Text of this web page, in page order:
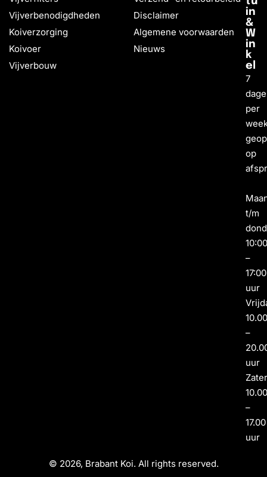
Vijverbenodigdheden
Koiverzorging
Koivoer
Vijverbouw
Disclaimer
Algemene voorwaarden
Nieuws
in
&
W
in
k
el
7
per
op
t/m
–
17:00
uur
–
uur
–
17.00
uur
© 2026, Brabant Koi. All rights reserved.